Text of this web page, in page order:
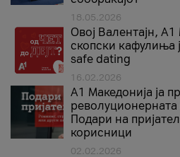
18.05.2026
Овој Валентајн,
скопски кафулиња
safe dating
16.02.2026
А1 Македонија ја
Подари на
корисници
02.02.2026